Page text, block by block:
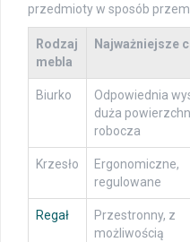
przedmioty w sposób
Rodzaj
mebla
Najważniejsze
Biurko
Odpowiednia
duża
robocza
Krzesło
Ergonomiczne,
regulowane
Regał
Przestronny, z
możliwością